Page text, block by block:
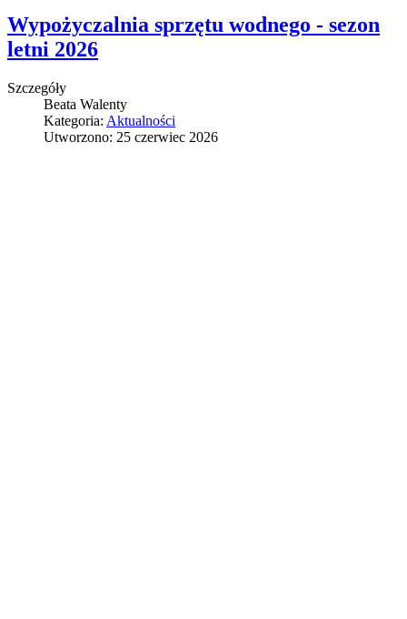
Wypożyczalnia sprzętu wodnego - sezon
letni 2026
Szczegóły
Beata Walenty
Kategoria: Aktualności
Utworzono: 25 czerwiec 2026